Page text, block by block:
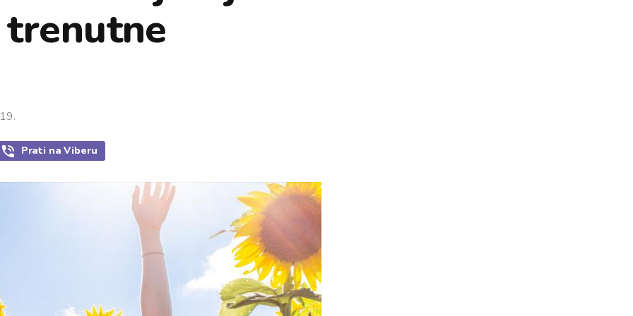
Prati na Viberu